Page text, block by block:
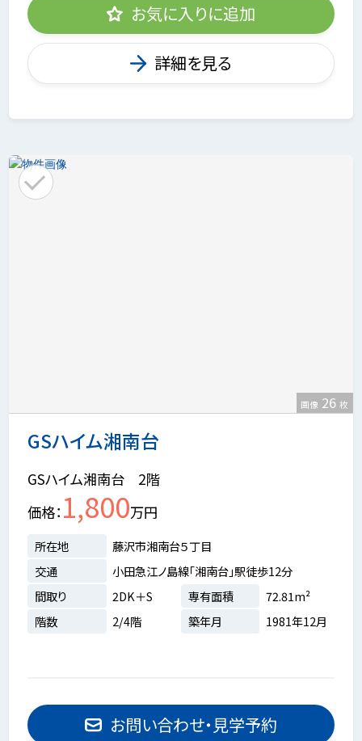
お気に入りに追加
詳細を見る
GSハイム湘南台
画像 26 枚
GSハイム湘南台 2階
価格 1,800万円
所在地
藤沢市湘南台５丁目
交通
小田急江ノ島線「湘南台」駅徒歩12分
間取り
2DK＋S 専有面積
72.81m²
階数
2/4階 築年月 1981年12月
お問い合わせ・見学予約